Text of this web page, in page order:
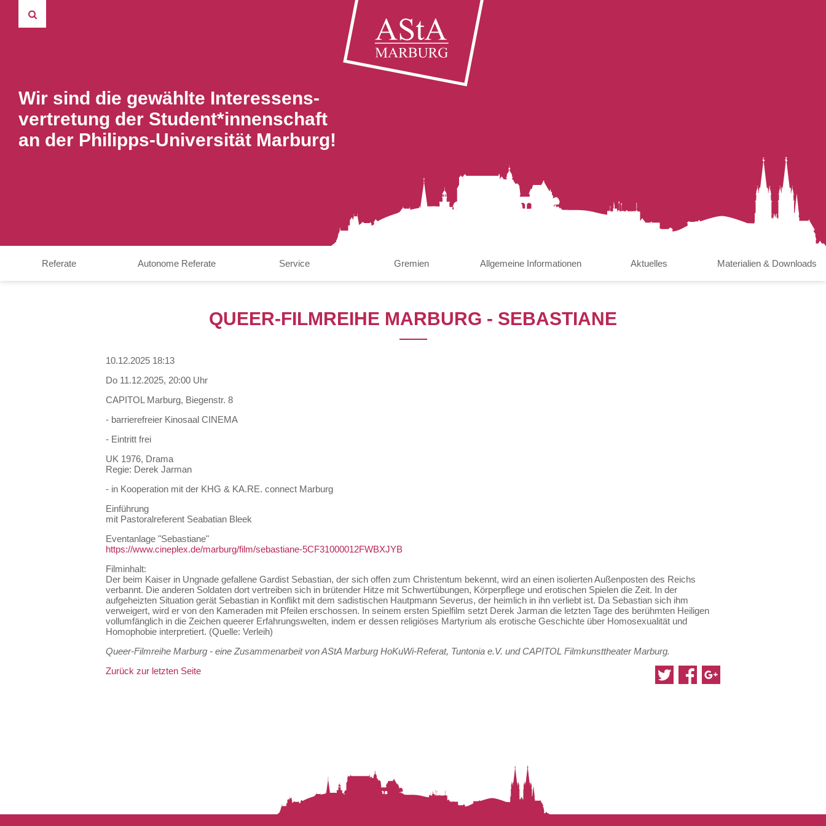
Wir sind die gewählte Interessens-
vertretung der Student*innenschaft
an der Philipps-Universität Marburg!
Referate Autonome Referate Service Gremien Allgemeine Informationen Aktuelles Materialien & Downloads
QUEER-FILMREIHE MARBURG - SEBASTIANE
10.12.2025 18:13
Do 11.12.2025, 20:00 Uhr
CAPITOL Marburg, Biegenstr. 8
- barrierefreier Kinosaal CINEMA
- Eintritt frei
UK 1976, Drama
Regie: Derek Jarman
- in Kooperation mit der KHG & KA.RE. connect Marburg
Einführung
mit Pastoralreferent Seabatian Bleek
Eventanlage "Sebastiane"
https://www.cineplex.de/marburg/film/sebastiane-5CF31000012FWBXJYB
Filminhalt:
Der beim Kaiser in Ungnade gefallene Gardist Sebastian, der sich offen zum Christentum bekennt, wird an einen isolierten Außenposten des Reichs
verbannt. Die anderen Soldaten dort vertreiben sich in brütender Hitze mit Schwertübungen, Körperpflege und erotischen Spielen die Zeit. In der
aufgeheizten Situation gerät Sebastian in Konflikt mit dem sadistischen Hautpmann Severus, der heimlich in ihn verliebt ist. Da Sebastian sich ihm
verweigert, wird er von den Kameraden mit Pfeilen erschossen. In seinem ersten Spielfilm setzt Derek Jarman die letzten Tage des berühmten Heiligen
vollumfänglich in die Zeichen queerer Erfahrungswelten, indem er dessen religiöses Martyrium als erotische Geschichte über Homosexualität und
Homophobie interpretiert. (Quelle: Verleih)
Queer-Filmreihe Marburg - eine Zusammenarbeit von AStA Marburg HoKuWi-Referat, Tuntonia e.V. und CAPITOL Filmkunsttheater Marburg.
Zurück zur letzten Seite